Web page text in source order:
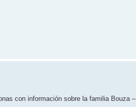
con información sobre la familia Bouza –